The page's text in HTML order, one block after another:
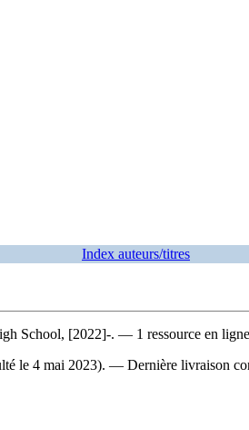
Index auteurs/titres
School, [2022]-. — 1 ressource en
le 4 mai 2023). — Dernière livraison